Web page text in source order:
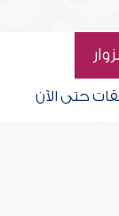
حتى الآن